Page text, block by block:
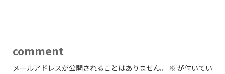
comment
メールアドレスが公開されることはありません。 ※ が付いてい